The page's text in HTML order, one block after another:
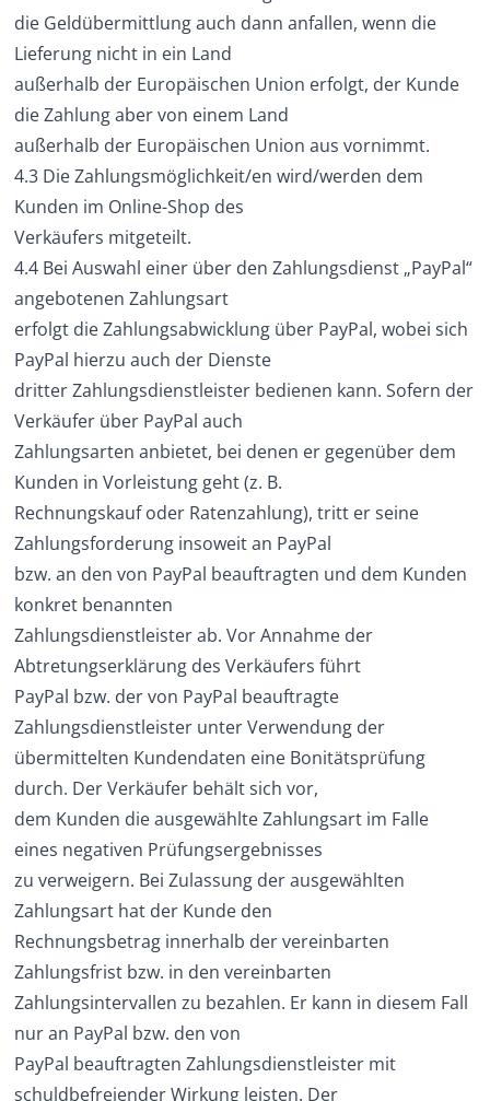
die Geldübermittlung auch dann anfallen, wenn die
Lieferung nicht in ein Land
außerhalb der Europäischen Union erfolgt, der Kunde
die Zahlung aber von einem Land
außerhalb der Europäischen Union aus vornimmt.
4.3 Die Zahlungsmöglichkeit/en wird/werden dem
Kunden im Online-Shop des
Verkäufers mitgeteilt.
4.4 Bei Auswahl einer über den Zahlungsdienst „PayPal“
angebotenen Zahlungsart
erfolgt die Zahlungsabwicklung über PayPal, wobei sich
PayPal hierzu auch der Dienste
dritter Zahlungsdienstleister bedienen kann. Sofern der
Verkäufer über PayPal auch
Zahlungsarten anbietet, bei denen er gegenüber dem
Kunden in Vorleistung geht (z. B.
Rechnungskauf oder Ratenzahlung), tritt er seine
Zahlungsforderung insoweit an PayPal
bzw. an den von PayPal beauftragten und dem Kunden
konkret benannten
Zahlungsdienstleister ab. Vor Annahme der
Abtretungserklärung des Verkäufers führt
PayPal bzw. der von PayPal beauftragte
Zahlungsdienstleister unter Verwendung der
übermittelten Kundendaten eine Bonitätsprüfung
durch. Der Verkäufer behält sich vor,
dem Kunden die ausgewählte Zahlungsart im Falle
eines negativen Prüfungsergebnisses
zu verweigern. Bei Zulassung der ausgewählten
Zahlungsart hat der Kunde den
Rechnungsbetrag innerhalb der vereinbarten
Zahlungsfrist bzw. in den vereinbarten
Zahlungsintervallen zu bezahlen. Er kann in diesem Fall
nur an PayPal bzw. den von
PayPal beauftragten Zahlungsdienstleister mit
schuldbefreiender Wirkung leisten. Der